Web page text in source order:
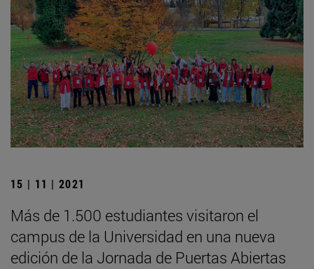
15 | 11 | 2021
Más de 1.500 estudiantes visitaron el
campus de la Universidad en una nueva
edición de la Jornada de Puertas Abiertas